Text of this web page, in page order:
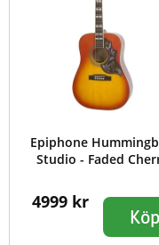
Epiphone
Studio - Faded
4999 kr
Köp